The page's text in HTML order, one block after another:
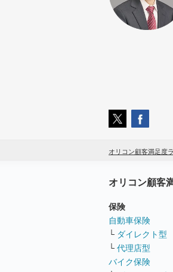
オリコン顧客満足度
オリコン顧客
保険
自動車保険
└ ダイレクト型
└ 代理店型
バイク保険